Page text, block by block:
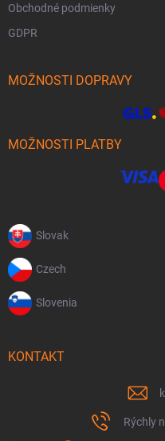
Obchodné podmienky
GDPR
MOŽNOSTI DOPRAVY
MOŽNOSTI PLATBY
Slovak
Czech
Slovenia
KONTAKT
Rýchly